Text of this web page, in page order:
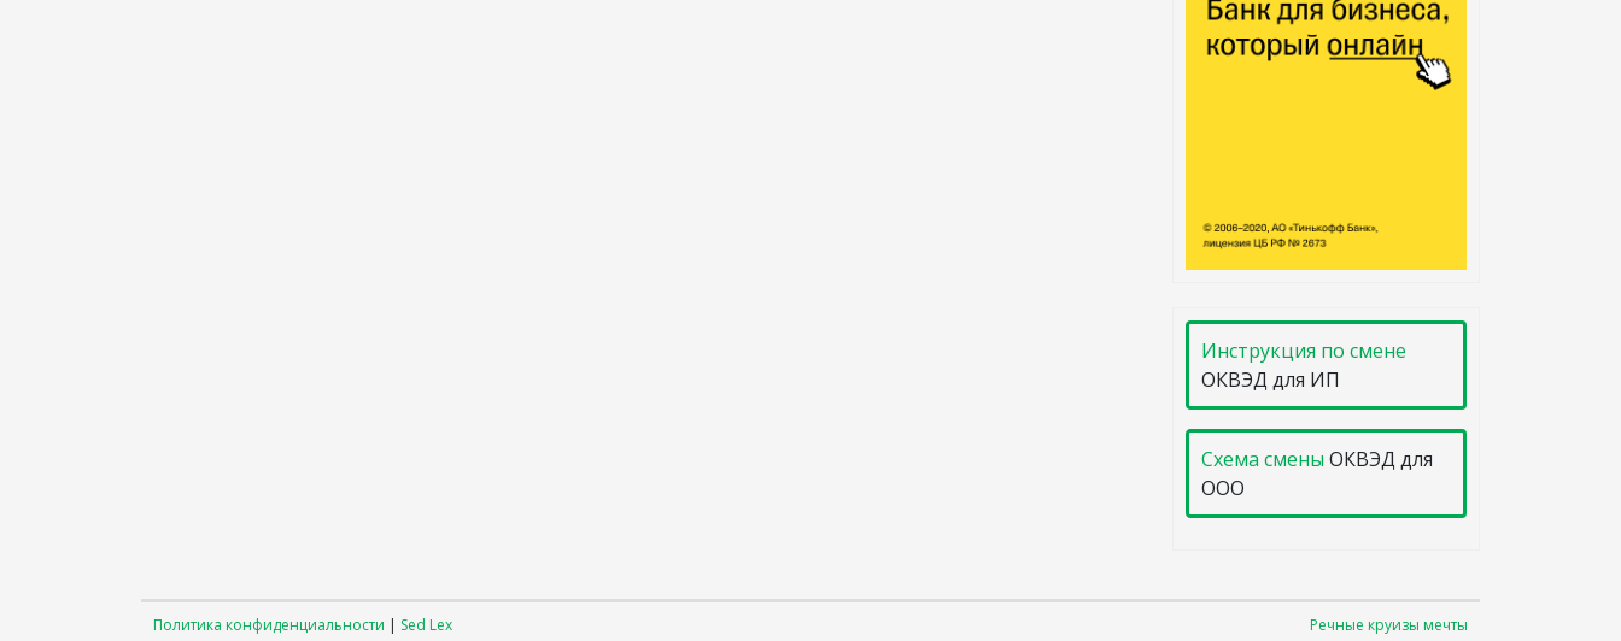
Инструкция по смене
ОКВЭД для ИП
Схема смены ОКВЭД для
ООО
Политика конфиденциальности | Sed Lex Речные круизы мечты